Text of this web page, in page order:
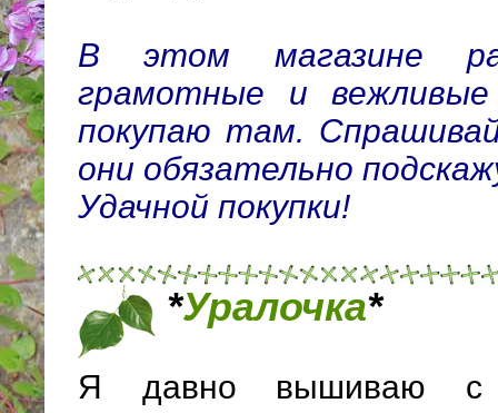
В этом магазине
грамотные и
покупаю там.
они обязательно
Удачной покупки!
*Уралочка*
Я давно вышиваю с